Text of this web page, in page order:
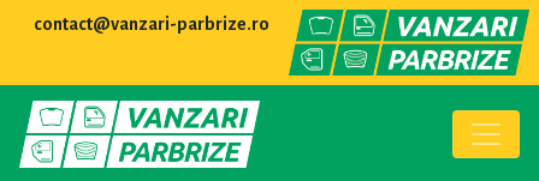
contact@vanzari-parbrize.ro